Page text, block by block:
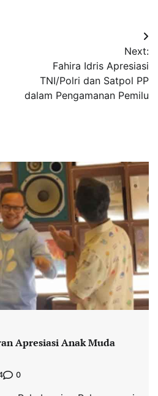
Next:
Fahira Idris Apresiasi
TNI/Polri dan Satpol PP
dalam Pengamanan Pemilu
Apresiasi Anak Muda
0